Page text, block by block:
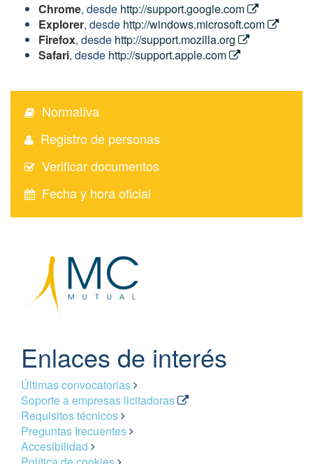
Chrome, desde http://support.google.com
Explorer, desde http://windows.microsoft.com
Firefox, desde http://support.mozilla.org
Safari, desde http://support.apple.com
Normativa
Registro de personas
Verificar documentos
Fecha y hora oficial
Enlaces de interés
Últimas convocatorias
Soporte a empresas licitadoras
Requisitos técnicos
Preguntas frecuentes
Accesibilidad